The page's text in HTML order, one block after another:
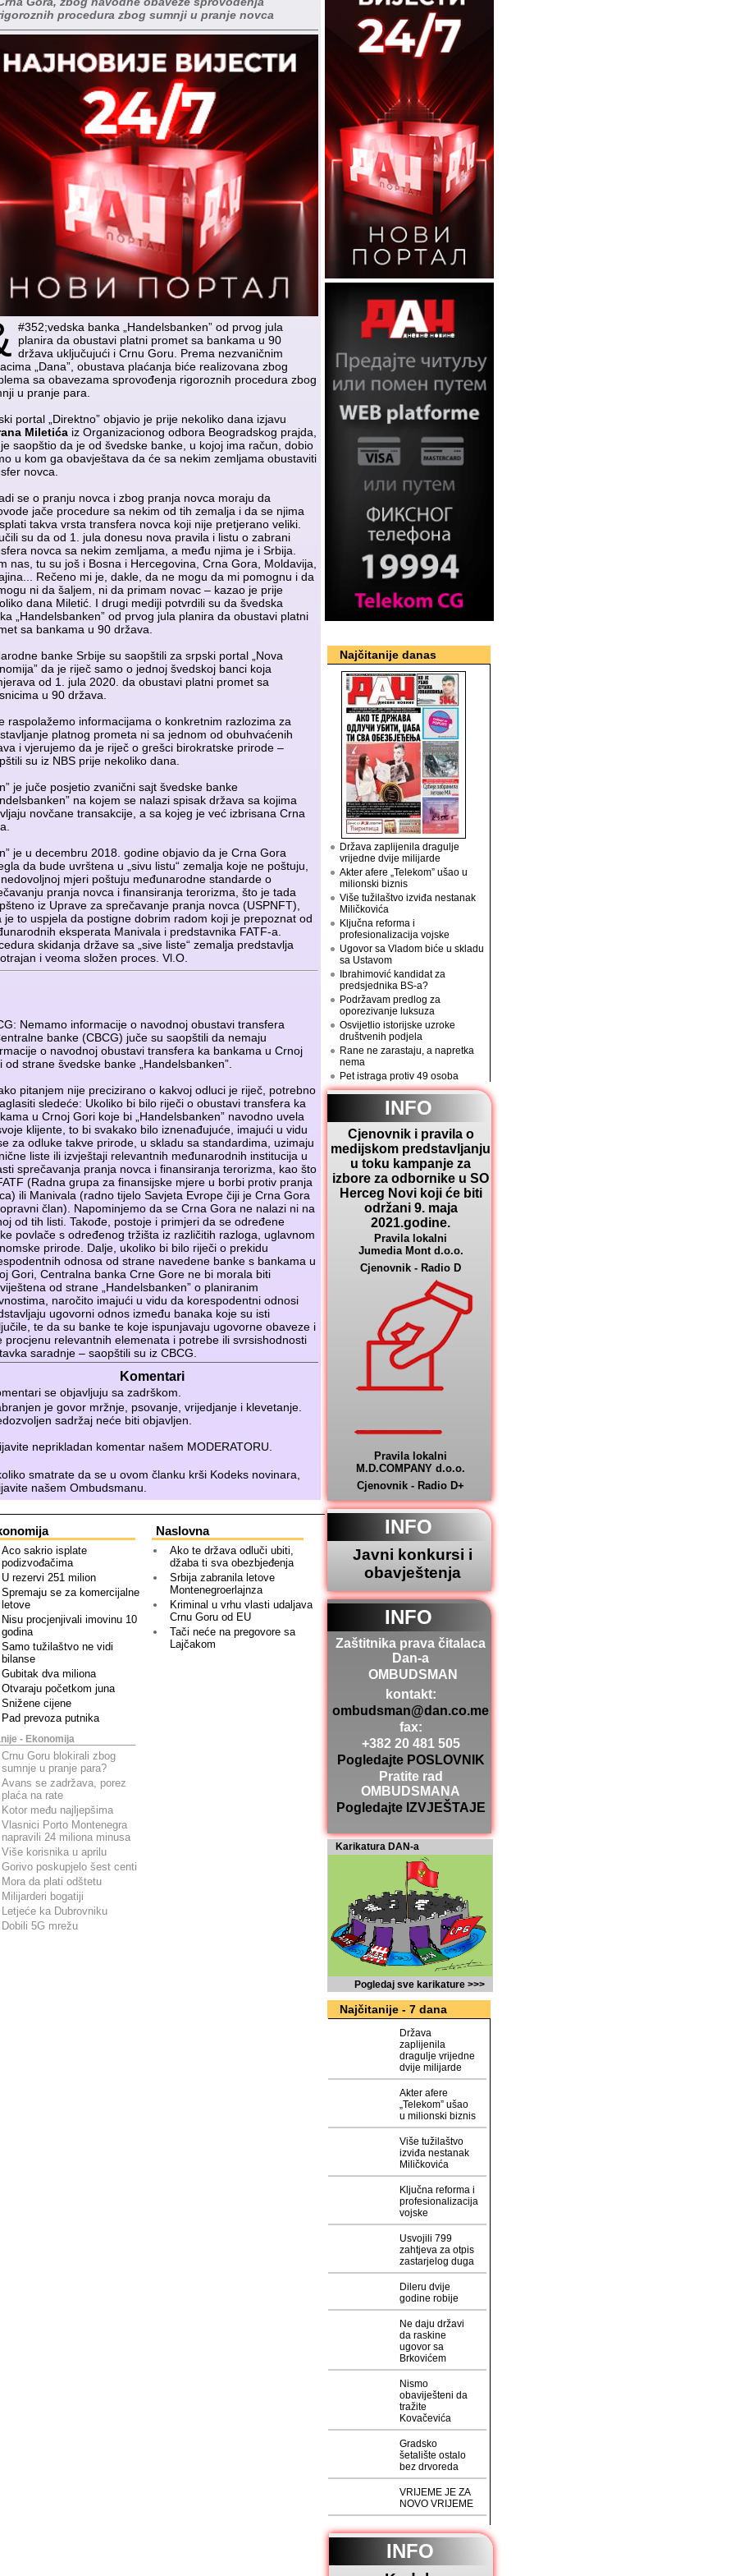
procedura zbog sumnji u pranje novca
#352;vedska banka „Handelsbanken” od prvog jula
planira da obustavi platni promet sa bankama u 90
država uključujući i Crnu Goru. Prema nezvaničnim
„Dana”, obustava plaćanja biće realizovana zbog
sa obavezama sprovođenja rigoroznih procedura zbog
u pranje para.
portal „Direktno” objavio je prije nekoliko dana izjavu
Miletića iz Organizacionog odbora Beogradskog prajda,
saopštio da je od švedske banke, u kojoj ima račun, dobio
u kom ga obavještava da će sa nekim zemljama obustaviti
novca.
se o pranju novca i zbog pranja novca moraju da
jače procedure sa nekim od tih zemalja i da se njima
takva vrsta transfera novca koji nije pretjerano veliki.
su da od 1. jula donesu nova pravila i listu o zabrani
novca sa nekim zemljama, a među njima je i Srbija.
nas, tu su još i Bosna i Hercegovina, Crna Gora, Moldavija,
Rečeno mi je, dakle, da ne mogu da mi pomognu i da
ni da šaljem, ni da primam novac – kazao je prije
dana Miletić. I drugi mediji potvrdili su da švedska
„Handelsbanken” od prvog jula planira da obustavi platni
sa bankama u 90 država.
banke Srbije su saopštili za srpski portal „Nova
da je riječ samo o jednoj švedskoj banci koja
od 1. jula 2020. da obustavi platni promet sa
u 90 država.
raspolažemo informacijama o konkretnim razlozima za
platnog prometa ni sa jednom od obuhvaćenih
i vjerujemo da je riječ o grešci birokratske prirode –
su iz NBS prije nekoliko dana.
je juče posjetio zvanični sajt švedske banke
na kojem se nalazi spisak država sa kojima
novčane transakcije, a sa kojeg je već izbrisana Crna
je u decembru 2018. godine objavio da je Crna Gora
da bude uvrštena u „sivu listu“ zemalja koje ne poštuju,
mjeri poštuju međunarodne standarde o
pranja novca i finansiranja terorizma, što je tada
iz Uprave za sprečavanje pranja novca (USPNFT),
je to uspjela da postigne dobrim radom koji je prepoznat od
eksperata Manivala i predstavnika FATF-a.
skidanja države sa „sive liste“ zemalja predstavlja
i veoma složen proces. Vl.O.
Nemamo informacije o navodnoj obustavi transfera
banke (CBCG) juče su saopštili da nemaju
o navodnoj obustavi transfera ka bankama u Crnoj
od strane švedske banke „Handelsbanken”.
pitanjem nije precizirano o kakvoj odluci je riječ, potrebno
sledeće: Ukoliko bi bilo riječi o obustavi transfera ka
u Crnoj Gori koje bi „Handelsbanken” navodno uvela
klijente, to bi svakako bilo iznenađujuće, imajući u vidu
za odluke takve prirode, u skladu sa standardima, uzimaju
liste ili izvještaji relevantnih međunarodnih institucija u
sprečavanja pranja novca i finansiranja terorizma, kao što
(Radna grupa za finansijske mjere u borbi protiv pranja
ili Manivala (radno tijelo Savjeta Evrope čiji je Crna Gora
član). Napominjemo da se Crna Gora ne nalazi ni na
od tih listi. Takođe, postoje i primjeri da se određene
povlače s određenog tržišta iz različitih razloga, uglavnom
prirode. Dalje, ukoliko bi bilo riječi o prekidu
odnosa od strane navedene banke s bankama u
Gori, Centralna banka Crne Gore ne bi morala biti
od strane „Handelsbanken” o planiranim
naročito imajući u vidu da korespodentni odnosi
ugovorni odnos između banaka koje su isti
te da su banke te koje ispunjavaju ugovorne obaveze i
procjenu relevantnih elemenata i potrebe ili svrsishodnosti
saradnje – saopštili su iz CBCG.
Komentari
se objavljuju sa zadrškom.
je govor mržnje, psovanje, vrijedjanje i klevetanje.
sadržaj neće biti objavljen.
neprikladan komentar našem MODERATORU
smatrate da se u ovom članku krši Kodeks novinara,
našemOmbudsmanu
Aco sakrio isplate
podizvođačima
U rezervi 251 milion
Spremaju se za komercijalne
letove
Nisu procjenjivali imovinu 10
godina
Samo tužilaštvo ne vidi
bilanse
Gubitak dva miliona
Otvaraju početkom juna
Snižene cijene
Pad prevoza putnika
- Ekonomija
Crnu Goru blokirali zbog
sumnje u pranje para?
Avans se zadržava, porez
plaća na rate
Kotor među najljepšima
Vlasnici Porto Montenegra
napravili 24 miliona minusa
Više korisnika u aprilu
Gorivo poskupjelo šest centi
Mora da plati odštetu
Milijarderi bogatiji
Letjeće ka Dubrovniku
Dobili 5G mrežu
Naslovna
Ako te država odluči ubiti,
džaba ti sva obezbjeđenja
Srbija zabranila letove
Montenegroerlajnza
Kriminal u vrhu vlasti udaljava
Crnu Goru od EU
Tači neće na pregovore sa
Lajčakom
Najčitanije danas
Država zaplijenila dragulje
vrijedne dvije milijarde
Akter afere „Telekom” ušao u
milionski biznis
Više tužilaštvo izviđa nestanak
Miličkovića
Ključna reforma i
profesionalizacija vojske
Ugovor sa Vladom biće u skladu
sa Ustavom
Ibrahimović kandidat za
predsjednika BS-a?
Podržavam predlog za
oporezivanje luksuza
Osvijetlio istorijske uzroke
društvenih podjela
Rane ne zarastaju, a napretka
nema
Pet istraga protiv 49 osoba
INFO
Cjenovnik i pravila o
medijskom predstavljanju
u toku kampanje za
izbore za odbornike u SO
Herceg Novi koji će biti
održani 9. maja
2021.godine.
Pravila lokalni
Jumedia Mont d.o.o.
Cjenovnik - Radio D
Pravila lokalni
M.D.COMPANY d.o.o.
Cjenovnik - Radio D+
INFO
Javni konkursi i
obavještenja
INFO
Zaštitnika prava čitalaca
Dan-a
OMBUDSMAN
kontakt:
ombudsman@dan.co.me
fax:
+382 20 481 505
Pogledajte POSLOVNIK
Pratite rad
OMBUDSMANA
Pogledajte IZVJEŠTAJE
Karikatura DAN-a
Pogledaj sve karikature >>>
Najčitanije - 7 dana
Država
zaplijenila
dragulje vrijedne
dvije milijarde
Akter afere
„Telekom” ušao
u milionski biznis
Više tužilaštvo
izviđa nestanak
Miličkovića
Ključna reforma i
profesionalizacija
vojske
Usvojili 799
zahtjeva za otpis
zastarjelog duga
Dileru dvije
godine robije
Ne daju državi
da raskine
ugovor sa
Brkovićem
Nismo
obaviješteni da
tražite
Kovačevića
Gradsko
šetalište ostalo
bez drvoreda
VRIJEME JE ZA
NOVO VRIJEME
INFO